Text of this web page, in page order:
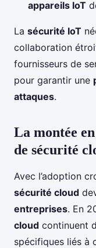
appareils IoT
La sécurité IoT
collaboration
fournisseurs de
pour garantir une
attaques.
La montée
de sécurité
Avec l’adoption
sécurité cloud
entreprises. En
cloud continuent
spécifiques liés à